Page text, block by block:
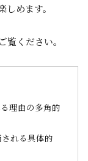
めます。
ください。
理由の多角的
れる具体的